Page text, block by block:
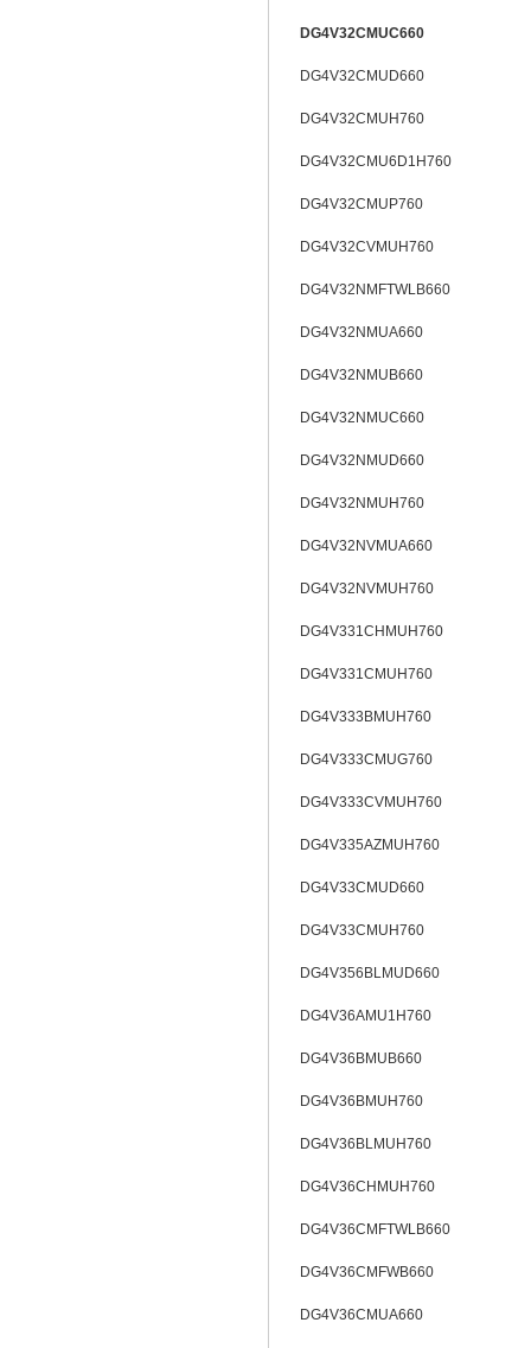
DG4V32CMUC660
DG4V32CMUD660
DG4V32CMUH760
DG4V32CMU6D1H760
DG4V32CMUP760
DG4V32CVMUH760
DG4V32NMFTWLB660
DG4V32NMUA660
DG4V32NMUB660
DG4V32NMUC660
DG4V32NMUD660
DG4V32NMUH760
DG4V32NVMUA660
DG4V32NVMUH760
DG4V331CHMUH760
DG4V331CMUH760
DG4V333BMUH760
DG4V333CMUG760
DG4V333CVMUH760
DG4V335AZMUH760
DG4V33CMUD660
DG4V33CMUH760
DG4V356BLMUD660
DG4V36AMU1H760
DG4V36BMUB660
DG4V36BMUH760
DG4V36BLMUH760
DG4V36CHMUH760
DG4V36CMFTWLB660
DG4V36CMFWB660
DG4V36CMUA660